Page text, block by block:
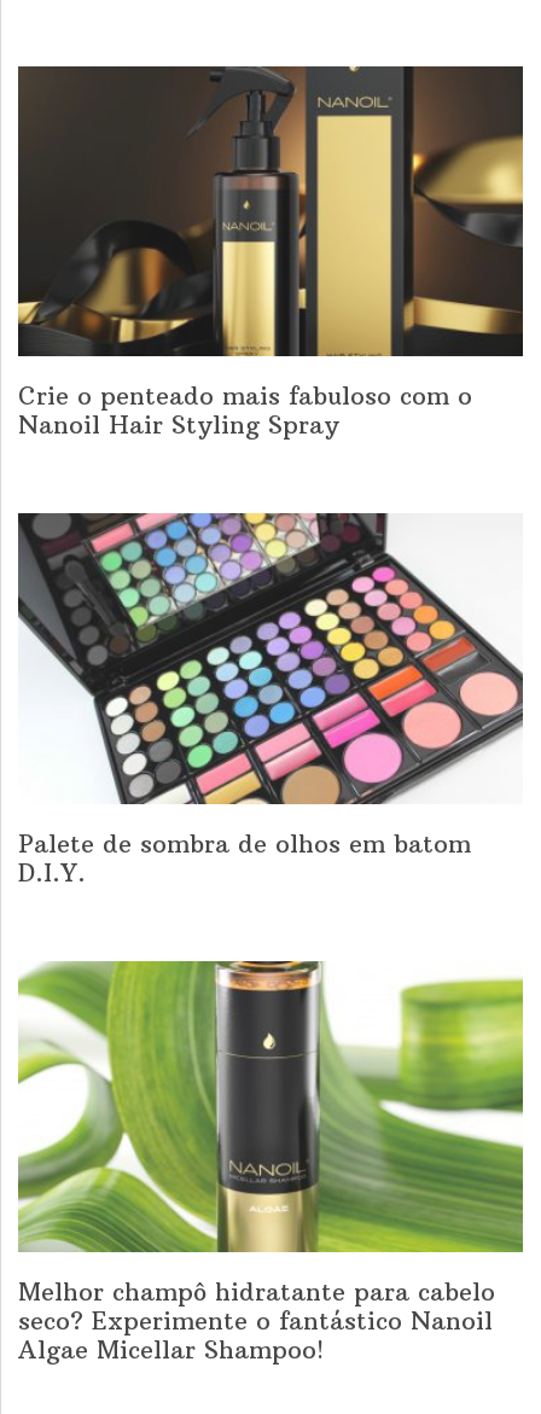
Crie o penteado mais fabuloso com o
Nanoil Hair Styling Spray
Palete de sombra de olhos em batom
D.I.Y.
Melhor champô hidratante para cabelo
seco? Experimente o fantástico Nanoil
Algae Micellar Shampoo!